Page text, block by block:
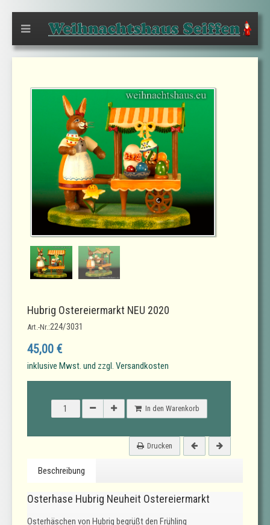
Hubrig Ostereiermarkt NEU 2020
Art.-Nr.:224/3031
45,00 €
inklusive Mwst. und zzgl. Versandkosten
In den Warenkorb
Drucken
Beschreibung
Osterhase Hubrig Neuheit Ostereiermarkt
Osterhäschen von Hubrig begrüßt den Frühling